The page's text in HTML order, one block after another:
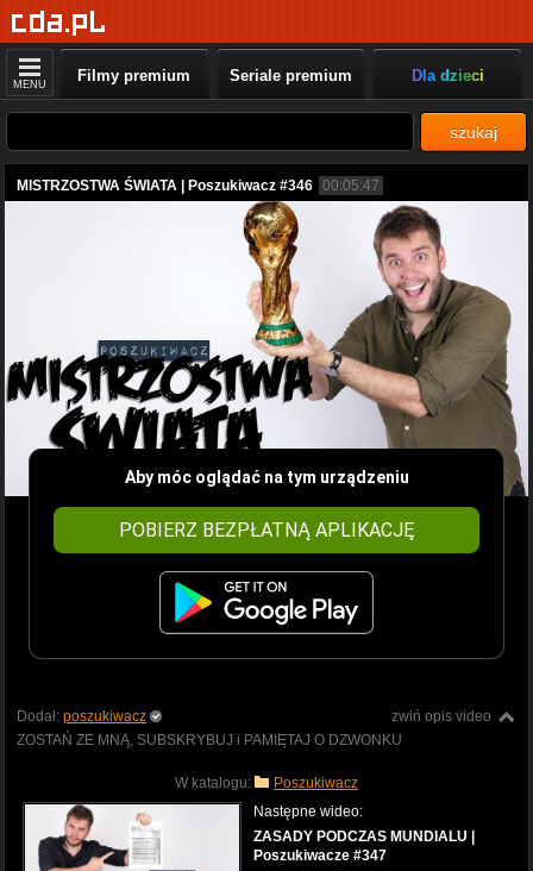
MENU Filmy premium Seriale premium Dla dzieci
szukaj
MISTRZOSTWA ŚWIATA | Poszukiwacz #346 00:05:47
Aby móc oglądać na tym urządzeniu
POBIERZ BEZPŁATNĄ APLIKACJĘ
zwiń opis video
Dodał: poszukiwacz
ZOSTAŃ ZE MNĄ, SUBSKRYBUJ i PAMIĘTAJ O DZWONKU
W katalogu: Poszukiwacz
Następne wideo:
ZASADY PODCZAS MUNDIALU |
Poszukiwacze #347